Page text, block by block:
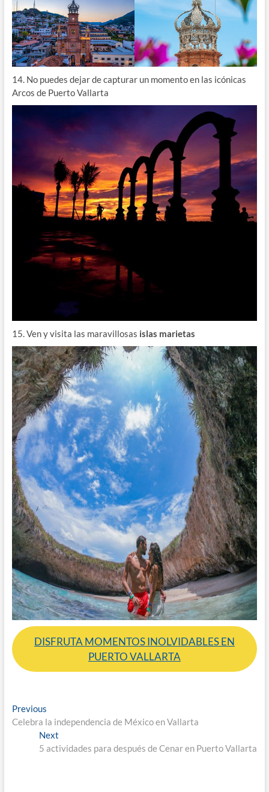
14. No puedes dejar de capturar un momento en las icónicas
Arcos de Puerto Vallarta
15. Ven y visita las maravillosas islas marietas
DISFRUTA MOMENTOS INOLVIDABLES EN
PUERTO VALLARTA
Navegación
de
entradas
PreviousPrevious
post:
Celebra la independencia de México en Vallarta
Next
post:
5 actividades para después de Cenar en Puerto Vallarta